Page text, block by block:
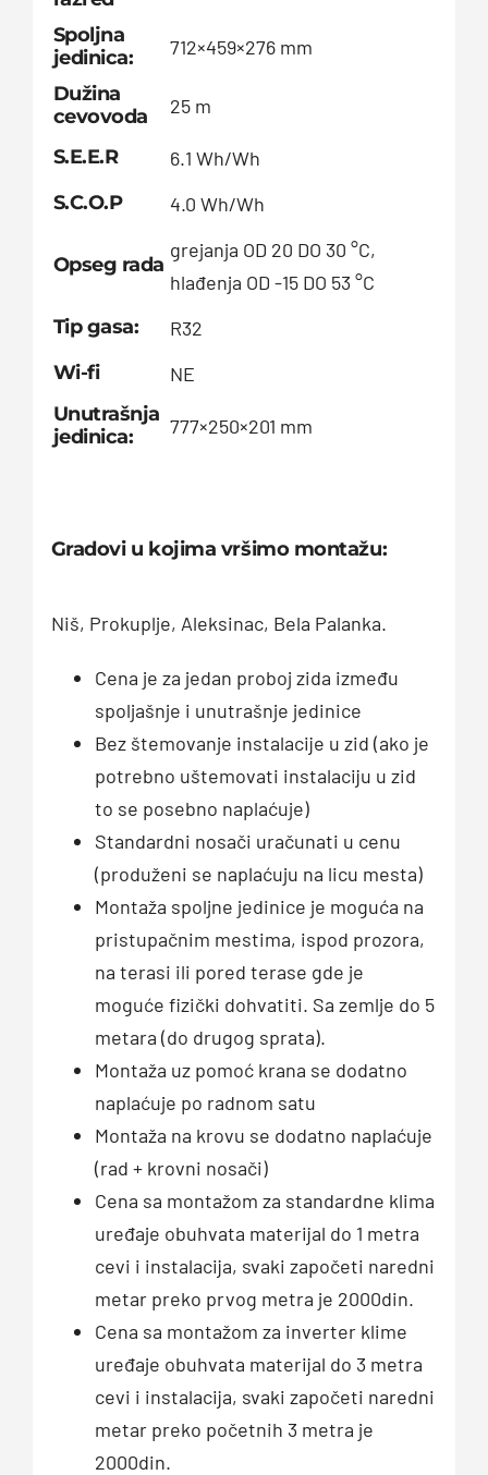
Spoljna
jedinica:
712×459×276 mm
Dužina
cevovoda
25 m
S.E.E.R
6.1 Wh/Wh
S.C.O.P
4.0 Wh/Wh
Opseg rada
grejanja OD 20 DO 30 °C,
hlađenja OD -15 DO 53 °C
Tip gasa:
R32
Wi-fi
NE
Unutrašnja
jedinica:
777×250×201 mm
Gradovi u kojima vršimo montažu:
Niš, Prokuplje, Aleksinac, Bela Palanka.
Cena je za jedan proboj zida između
spoljašnje i unutrašnje jedinice
Bez štemovanje instalacije u zid (ako je
potrebno uštemovati instalaciju u zid
to se posebno naplaćuje)
Standardni nosači uračunati u cenu
(produženi se naplaćuju na licu mesta)
Montaža spoljne jedinice je moguća na
pristupačnim mestima, ispod prozora,
na terasi ili pored terase gde je
moguće fizički dohvatiti. Sa zemlje do 5
metara (do drugog sprata).
Montaža uz pomoć krana se dodatno
naplaćuje po radnom satu
Montaža na krovu se dodatno naplaćuje
(rad + krovni nosači)
Cena sa montažom za standardne klima
uređaje obuhvata materijal do 1 metra
cevi i instalacija, svaki započeti naredni
metar preko prvog metra je 2000din.
Cena sa montažom za inverter klime
uređaje obuhvata materijal do 3 metra
cevi i instalacija, svaki započeti naredni
metar preko početnih 3 metra je
2000din.